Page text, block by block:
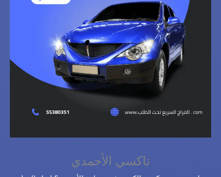
تاكسي الأحمدي